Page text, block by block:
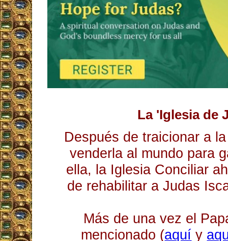
La 'Iglesia de
Después de traicionar a
venderla al mundo para
ella, la Iglesia Conciliar
de rehabilitar a Judas
Más de una vez el
mencionado (aquí y